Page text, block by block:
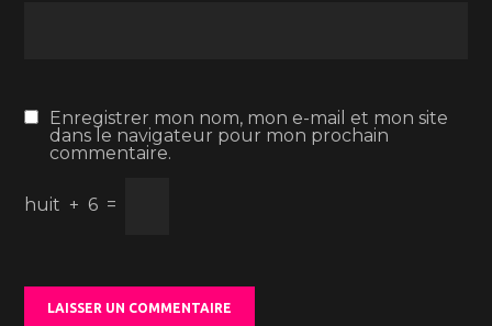
Enregistrer mon nom, mon e-mail et mon site
dans le navigateur pour mon prochain
commentaire.
huit + 6 =